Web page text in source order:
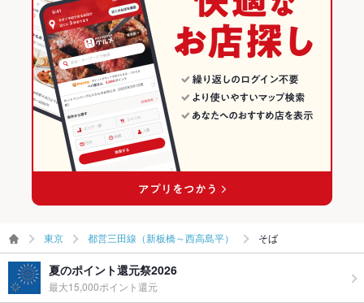
東京 都営三田線（新板橋～西高島平） そば
夏のポイント還元祭2026
最大15,000ポイント還元